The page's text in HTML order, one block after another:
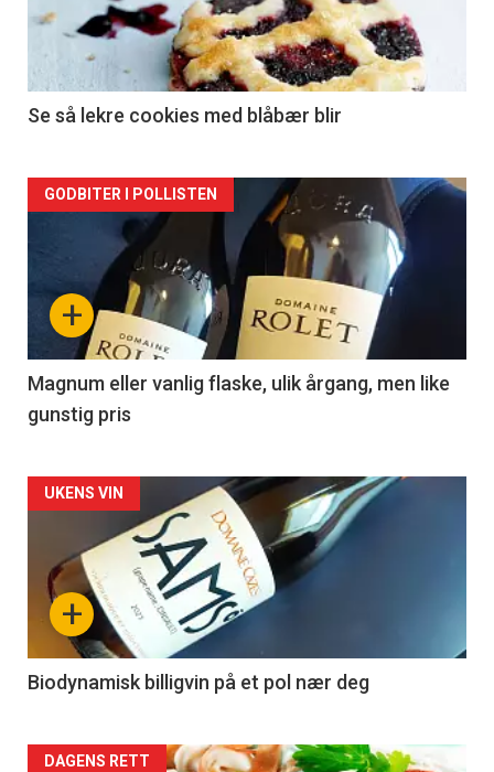
nå
2
Se så lekre cookies med blåbær blir
Forsiden
akkurat
nå
3
+
GODBITER I POLLISTEN
Magnum eller vanlig flaske, ulik årgang, men like
gunstig pris
Forsiden
akkurat
nå
4
+
UKENS VIN
Biodynamisk billigvin på et pol nær deg
DAGENS RETT